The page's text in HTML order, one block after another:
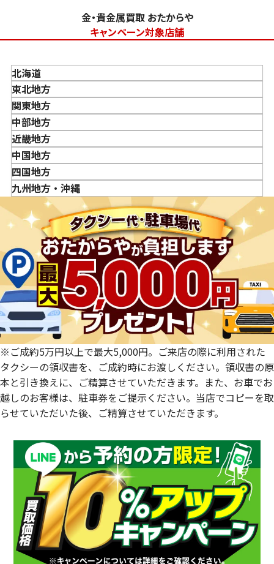
大判・小判、外国金貨、古銭やコインなども買取してもら
「金・貴金属の査定」にはどれくらい時間がかかります
「金・貴金属の買取価格」はどうやって決まりますか？
金・貴金属はいつ売るのがポイント？日によって買取価格
が違うって本当ですか？
貴金属の売り時はいつですか？
金・貴金属買取 おたからや
キャンペーン対象店舗
北海道
東北地方
青森県
岩手県
宮城県
秋田県
山形県
福島県
関東地方
東京都
神奈川県
埼玉県
千葉県
茨城県
栃木県
群馬県
中部地方
新潟県
富山県
石川県
山梨県
長野県
岐阜県
静岡県
愛知県
近畿地方
三重県
滋賀県
京都府
兵庫県
奈良県
和歌山県
中国地方
鳥取県
島根県
広島県
山口県
四国地方
徳島県
愛媛県
九州地方・沖縄
佐賀県
長崎県
熊本県
大分県
宮崎県
鹿児島県
※ご成約5万円以上で最大5,000円。ご来店の際に利用された
タクシーの領収書を、ご成約時にお渡しください。領収書の原
本と引き換えに、ご精算させていただきます。また、お車でお
越しのお客様は、駐車券をご提示ください。当店でコピーを取
らせていただいた後、ご精算させていただきます。